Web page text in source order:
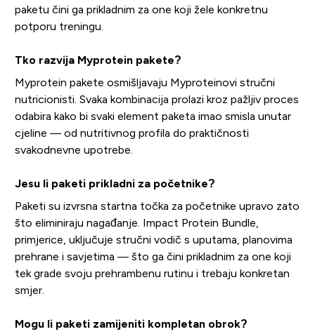
paketu čini ga prikladnim za one koji žele konkretnu
potporu treningu.
Tko razvija Myprotein pakete?
Myprotein pakete osmišljavaju Myproteinovi stručni
nutricionisti. Svaka kombinacija prolazi kroz pažljiv proces
odabira kako bi svaki element paketa imao smisla unutar
cjeline — od nutritivnog profila do praktičnosti
svakodnevne upotrebe.
Jesu li paketi prikladni za početnike?
Paketi su izvrsna startna točka za početnike upravo zato
što eliminiraju nagađanje. Impact Protein Bundle,
primjerice, uključuje stručni vodič s uputama, planovima
prehrane i savjetima — što ga čini prikladnim za one koji
tek grade svoju prehrambenu rutinu i trebaju konkretan
smjer.
Mogu li paketi zamijeniti kompletan obrok?